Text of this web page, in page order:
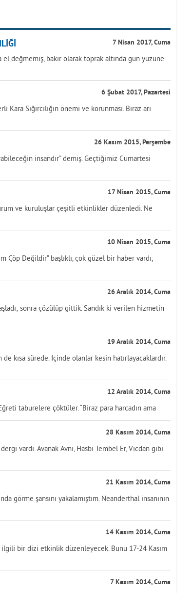
7 Nisan 2017, Cuma
el değmemiş, bakir olarak toprak altında gün yüzüne
6 Şubat 2017, Pazartesi
Sığırcılığın önemi ve korunması. Biraz arı
26 Kasım 2015, Perşembe
insandır” demiş. Geçtiğimiz Cumartesi
17 Nisan 2015, Cuma
ve kuruluşlar çeşitli etkinlikler düzenledi. Ne
10 Nisan 2015, Cuma
Çöp Değildir” başlıklı, çok güzel bir haber vardı,
26 Aralık 2014, Cuma
sonra çözülüp gittik. Sandık ki verilen hizmetin
19 Aralık 2014, Cuma
kısa sürede. İçinde olanlar kesin hatırlayacaklardır.
12 Aralık 2014, Cuma
taburelere çöktüler. “Biraz para harcadın ama
28 Kasım 2014, Cuma
vardı. Avanak Avni, Hasbi Tembel Er, Vicdan gibi
21 Kasım 2014, Cuma
görme şansını yakalamıştım. Neanderthal insanının
14 Kasım 2014, Cuma
bir dizi etkinlik düzenleyecek. Bunu 17-24 Kasım
7 Kasım 2014, Cuma